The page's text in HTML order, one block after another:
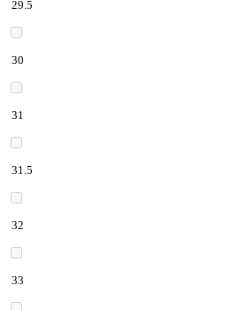
29.5
30
31
31.5
32
33